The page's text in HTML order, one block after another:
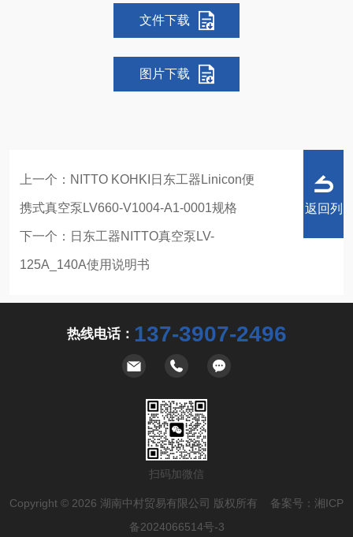
文件下载
图片下载
上一个： NITTO KOHKI日东工器Linicon便
携式真空泵LV660-V1004-A1-0001规格
下一个： 日东工器NITTO真空泵LV-
125A_140A使用说明书
返回列
热线电话： 137-3907-2496
扫码加微信
Copyright © 2026 湖南中村贸易有限公司 版权所有 备案号： 湘ICP
备2024066514号-3